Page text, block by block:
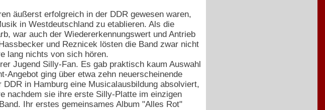
äußerst erfolgreich in der DDR gewesen waren,
in Westdeutschland zu etablieren. Als die
war auch der Wiedererkennungswert und Antrieb
und Reznicek lösten die Band zwar nicht
lang nichts von sich hören.
Jugend Silly-Fan. Es gab praktisch kaum Auswahl
ging über etwa zehn neuerscheinende
in Hamburg eine Musicalausbildung absolviert,
nachdem sie ihre erste Silly-Platte im einzigen
Ihr erstes gemeinsames Album "Alles Rot"